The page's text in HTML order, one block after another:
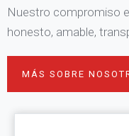
Nuestro compromiso
honesto, amable,
MÁS SOBRE